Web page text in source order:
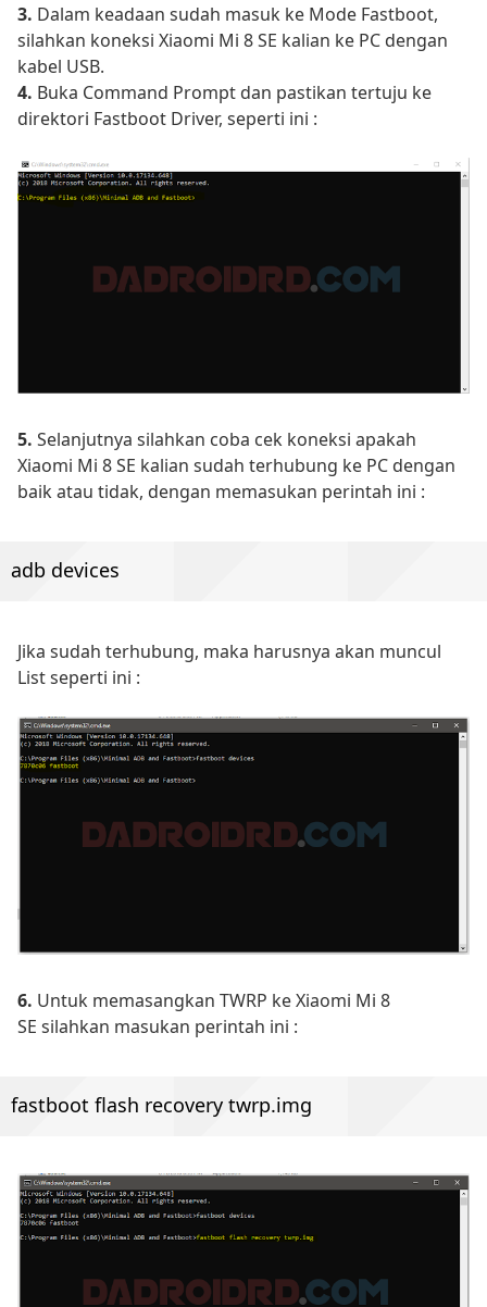
3. Dalam keadaan sudah masuk ke Mode Fastboot,
silahkan koneksi Xiaomi Mi 8 SE kalian ke PC dengan
kabel USB.
4. Buka Command Prompt dan pastikan tertuju ke
direktori Fastboot Driver, seperti ini :
5. Selanjutnya silahkan coba cek koneksi apakah
Xiaomi Mi 8 SE kalian sudah terhubung ke PC dengan
baik atau tidak, dengan memasukan perintah ini :
adb devices
Jika sudah terhubung, maka harusnya akan muncul
List seperti ini :
6. Untuk memasangkan TWRP ke Xiaomi Mi 8
SE silahkan masukan perintah ini :
fastboot flash recovery twrp.img